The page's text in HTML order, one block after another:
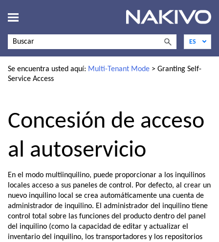
Ir al contenido principal
Se encuentra usted aquí: Multi-Tenant Mode > Granting Self-
Service Access
Concesión de acceso
al autoservicio
En el modo multiinquilino, puede proporcionar a los inquilinos
locales acceso a sus paneles de control. Por defecto, al crear un
nuevo inquilino local se crea automáticamente una cuenta de
administrador de inquilino. El administrador del inquilino tiene
control total sobre las funciones del producto dentro del panel
del inquilino (como la capacidad de editar y actualizar el
inventario del inquilino, los transportadores y los repositorios